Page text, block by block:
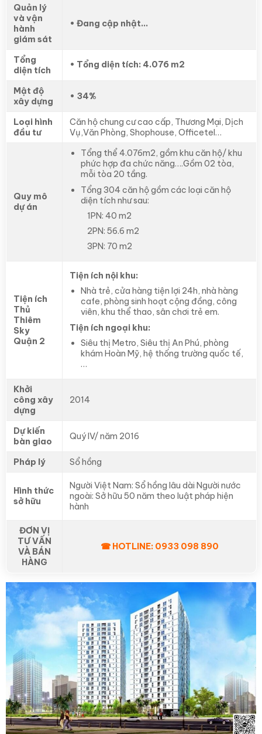
Quản lý
và vận
hành
giám sát
• Đang cập nhật…
Tổng
diện tích
• Tổng diện tích: 4.076 m2
Mật độ
xây dựng
• 34%
Loại hình
đầu tư
Căn hộ chung cư cao cấp, Thương Mại, Dịch
Vụ,Văn Phòng, Shophouse, Officetel…
Quy mô
dự án
Tổng thể 4.076m2, gồm khu căn hộ/ khu
phức hợp đa chức năng….Gồm 02 tòa,
mỗi tòa 20 tầng.
Tổng 304 căn hộ gồm các loại căn hộ
diện tích như sau:
1PN: 40 m2
2PN: 56.6 m2
3PN: 70 m2
Tiện ích
Thủ
Thiêm
Sky
Quận 2
Tiện ích nội khu:
Nhà trẻ, cửa hàng tiện lợi 24h, nhà hàng
cafe, phòng sinh hoạt cộng đồng, công
viên, khu thể thao, sân chơi trẻ em.
Tiện ích ngoại khu:
Siêu thị Metro, Siêu thị An Phú, phòng
khám Hoàn Mỹ, hệ thống trường quốc tế,
…
Khởi
công xây
dựng
2014
Dự kiến
bàn giao
Quý IV/ năm 2016
Pháp lý Sổ hồng
Hình thức
sở hữu
Người Việt Nam: Sổ hồng lâu dài Người nước
ngoài: Sở hữu 50 năm theo luật pháp hiện
hành
ĐƠN VỊ
TƯ VẤN
VÀ BÁN
HÀNG
☎ HOTLINE: 0933 098 890